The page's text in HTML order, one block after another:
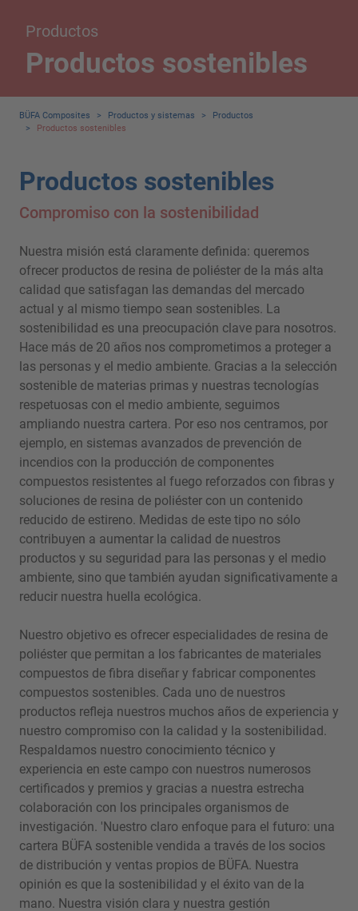
Productos
Productos sostenibles
BÜFA Composites > Productos y sistemas >
Productos
>
Productos sostenibles
Productos sostenibles
Compromiso con la sostenibilidad
Nuestra misión está claramente definida: queremos
ofrecer productos de resina de poliéster de la más alta
calidad que satisfagan las demandas del mercado
actual y al mismo tiempo sean sostenibles. La
sostenibilidad es una preocupación clave para nosotros.
Hace más de 20 años nos comprometimos a proteger a
las personas y el medio ambiente. Gracias a la selección
sostenible de materias primas y nuestras tecnologías
respetuosas con el medio ambiente, seguimos
ampliando nuestra cartera. Por eso nos centramos, por
ejemplo, en sistemas avanzados de prevención de
incendios con la producción de componentes
compuestos resistentes al fuego reforzados con fibras y
soluciones de resina de poliéster con un contenido
reducido de estireno. Medidas de este tipo no sólo
contribuyen a aumentar la calidad de nuestros
productos y su seguridad para las personas y el medio
ambiente, sino que también ayudan significativamente a
reducir nuestra huella ecológica.
Nuestro objetivo es ofrecer especialidades de resina de
poliéster que permitan a los fabricantes de materiales
compuestos de fibra diseñar y fabricar componentes
compuestos sostenibles. Cada uno de nuestros
productos refleja nuestros muchos años de experiencia y
nuestro compromiso con la calidad y la sostenibilidad.
Respaldamos nuestro conocimiento técnico y
experiencia en este campo con nuestros numerosos
certificados y premios y gracias a nuestra estrecha
colaboración con los principales organismos de
investigación. 'Nuestro claro enfoque para el futuro: una
cartera BÜFA sostenible vendida a través de los socios
de distribución y ventas propios de BÜFA. Nuestra
opinión es que la sostenibilidad y el éxito van de la
mano. Nuestra visión clara y nuestra gestión